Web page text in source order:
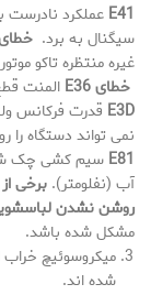
E41 عملکرد نادرست
سیگنال به برد.
غیره منتظره تاکو
خطای
المنت
E3D قدرت فرکانس
نمی تواند دستگاه را
E81 سیم کشی چک
آب (نفلومتر). برخی
روشن نشدن
مشکل شده باشد.
ﻣﯿﮑﺮوﺳﻮﺋﯿﭻ
شده اند.